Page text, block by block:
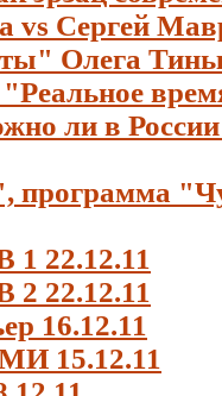
vs Сергей
Олега
ли в России
программа
1 22.12.11
2 22.12.11
16.12.11
15.12.11